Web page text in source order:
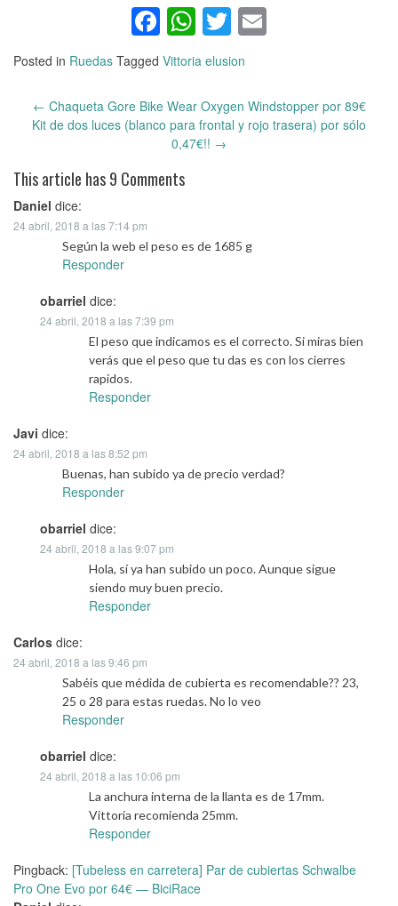
Facebook
WhatsApp
Twitter
Posted in Ruedas Tagged Vittoria elusion
Post
← Chaqueta Gore Bike Wear Oxygen Windstopper por 89€
Kit de dos luces (blanco para frontal y rojo trasera) por sólo
0,47€!! →
This article has 9 Comments
Daniel dice:
24 abril, 2018 a las 7:14 pm
Según la web el peso es de 1685 g
Responder
obarriel dice:
24 abril, 2018 a las 7:39 pm
El peso que indicamos es el correcto. Si miras bien
verás que el peso que tu das es con los cierres
rapidos.
Responder
Javi dice:
24 abril, 2018 a las 8:52 pm
Buenas, han subido ya de precio verdad?
Responder
obarriel dice:
24 abril, 2018 a las 9:07 pm
Hola, sí ya han subido un poco. Aunque sigue
siendo muy buen precio.
Responder
Carlos dice:
24 abril, 2018 a las 9:46 pm
Sabéis que médida de cubierta es recomendable?? 23,
25 o 28 para estas ruedas. No lo veo
Responder
obarriel dice:
24 abril, 2018 a las 10:06 pm
La anchura interna de la llanta es de 17mm.
Vittoria recomienda 25mm.
Responder
Pingback: [Tubeless en carretera] Par de cubiertas Schwalbe
Pro One Evo por 64€ — BiciRace